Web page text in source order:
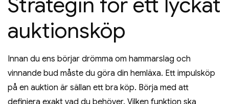
auktionsköp
Innan du ens börjar drömma om hammarslag och
vinnande bud måste du göra din hemläxa. Ett impulsköp
på en auktion är sällan ett bra köp. Börja med att
definiera exakt vad du behöver. Vilken funktion ska